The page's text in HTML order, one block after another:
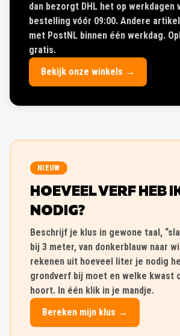
dan bezorgt DHL het op werkdagen
bestelling vóór 09:00. Andere
met PostNL binnen één werkdag.
gratis.
Bekijk onze winkels →
NIEUW
HOEVEEL VERF HEB
NODIG?
Beschrijf je klus in gewone taal,
bij 3 meter, van donkerblauw naar
rekenen uit hoeveel liter je nodig
grondverf bij moet en welke kwast
hoort. In één klik in je mandje.
Bereken mijn klus →